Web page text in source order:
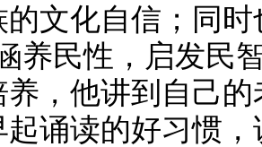
的文化自信；同
养民性，启发民
养，他讲到自己
起诵读的好习惯